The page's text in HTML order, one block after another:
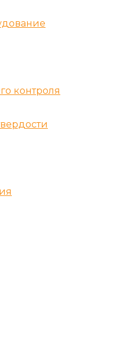
контроля